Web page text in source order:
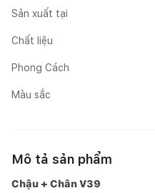
Sản xuất tại
Chất liệu
Phong Cách
Màu sắc
Mô tả sản phẩm
Chậu + Chân V39